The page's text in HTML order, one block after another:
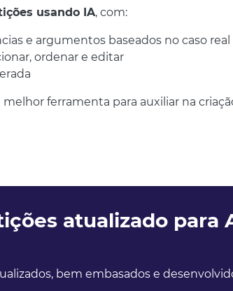
usando IA, com:
e argumentos baseados no caso
ordenar e editar
melhor ferramenta para auxiliar na
atualizado para
bem embasados e